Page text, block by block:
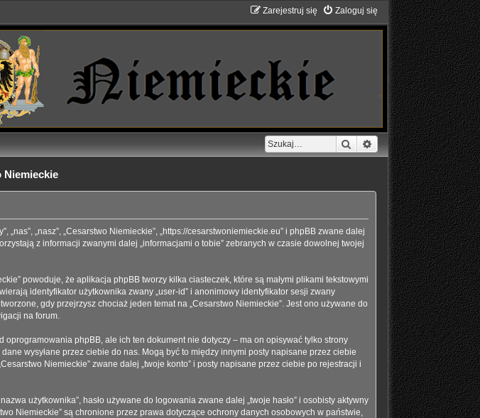
Zaloguj się
Zarejestruj się
Szukaj Wyszukiwanie
Niemieckie
„nasz”, „Cesarstwo Niemieckie”, „https://cesarstwoniemieckie.eu” i phpBB zwane dalej
z informacji zwanymi dalej „informacjami o tobie” zebranych w czasie dowolnej twojej
powoduje, że aplikacja phpBB tworzy kilka ciasteczek, które są małymi plikami tekstowymi
identyfikator użytkownika zwany „user-id” i anonimowy identyfikator sesji zwany
gdy przejrzysz chociaż jeden temat na „Cesarstwo Niemieckie”. Jest ono używane do
na forum.
phpBB, ale ich ten dokument nie dotyczy – ma on opisywać tylko strony
wysyłane przez ciebie do nas. Mogą być to między innymi posty napisane przez ciebie
Niemieckie” zwane dalej „twoje konto” i posty napisane przez ciebie po rejestracji i
użytkownika”, hasło używane do logowania zwane dalej „twoje hasło” i osobisty aktywny
Niemieckie” są chronione przez prawa dotyczące ochrony danych osobowych w państwie,